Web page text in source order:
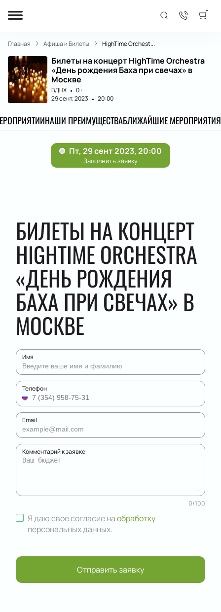
Главная Афиша и Билеты HighTime Orchest...
Билеты на концерт HighTime Orchestra
«День рождения Баха при свечах» в
Москве
ВДНХ
0+
29 сент. 2023
20:00
НАШИ ПРЕИМУЩЕСТВАБЛИЖАЙШИЕ МЕРОПРИЯТИЯ
БИЛЕТЫ НА КОНЦЕРТ
HIGHTIME ORCHESTRA
«ДЕНЬ РОЖДЕНИЯ
БАХА ПРИ СВЕЧАХ» В
МОСКВЕ
Имя
Телефон
Email
Комментарий к заявке
0/100
Я даю свое согласие наобработку
персональных данных.
Отправить заявку